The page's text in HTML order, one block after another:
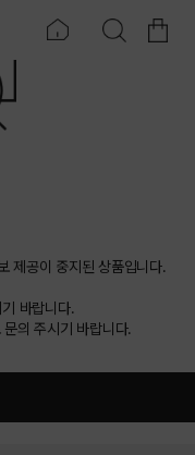
제공이 중지된 상품입니다.
바랍니다.
문의 주시기 바랍니다.